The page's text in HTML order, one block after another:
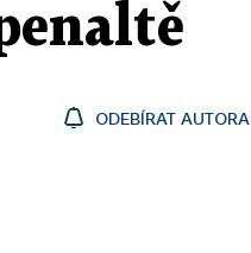
ODEBÍRAT AUTORA